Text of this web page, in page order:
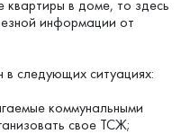
квартиры в доме, то здесь
информации от
следующих ситуациях:
коммунальными
свое ТСЖ;